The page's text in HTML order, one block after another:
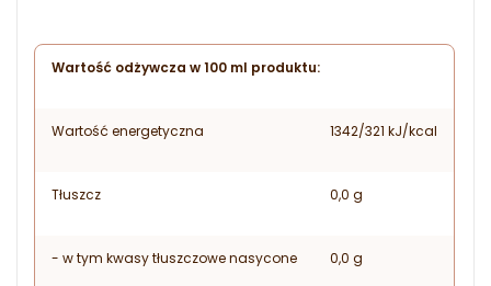
Wartość odżywcza w 100 ml produktu:
Wartość energetyczna 1342/321 kJ/kcal
Tłuszcz 0,0 g
- w tym kwasy tłuszczowe nasycone 0,0 g